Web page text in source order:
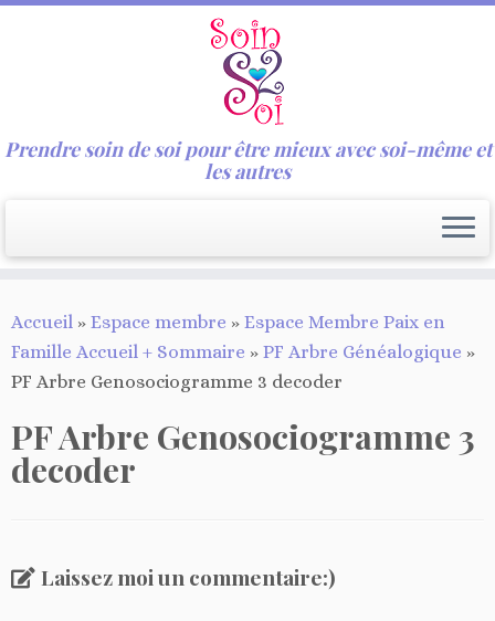
au
contenu
Prendre soin de soi pour être mieux avec soi-même et
les autres
Accueil » Espace membre » Espace Membre Paix en
Famille Accueil + Sommaire » PF Arbre Généalogique »
PF Arbre Genosociogramme 3 decoder
PF Arbre Genosociogramme 3
decoder
Laissez moi un commentaire:)